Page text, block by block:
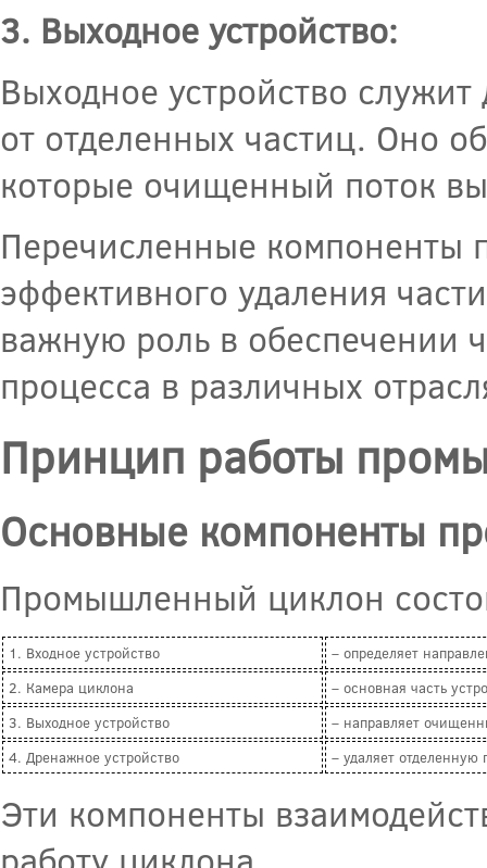
3. Выходное устройство:
Выходное устройство
от отделенных частиц. Оно
которые очищенный поток
Перечисленные компоненты
эффективного удаления
важную роль в обеспечении
процесса в различных
Принцип работы
Основные компоненты
Промышленный циклон
1. Входное устройство
– определяет
2. Камера циклона
– основная часть
3. Выходное устройство
– направляет
4. Дренажное устройство
– удаляет
Эти компоненты